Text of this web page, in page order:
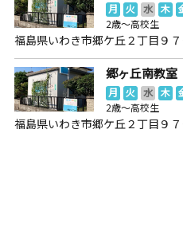
月 火 水 木
2歳～高校生
福島県いわき市郷ケ丘２丁目９７
郷ヶ丘南教室
月 火 水 木
2歳～高校生
福島県いわき市郷ケ丘２丁目９７